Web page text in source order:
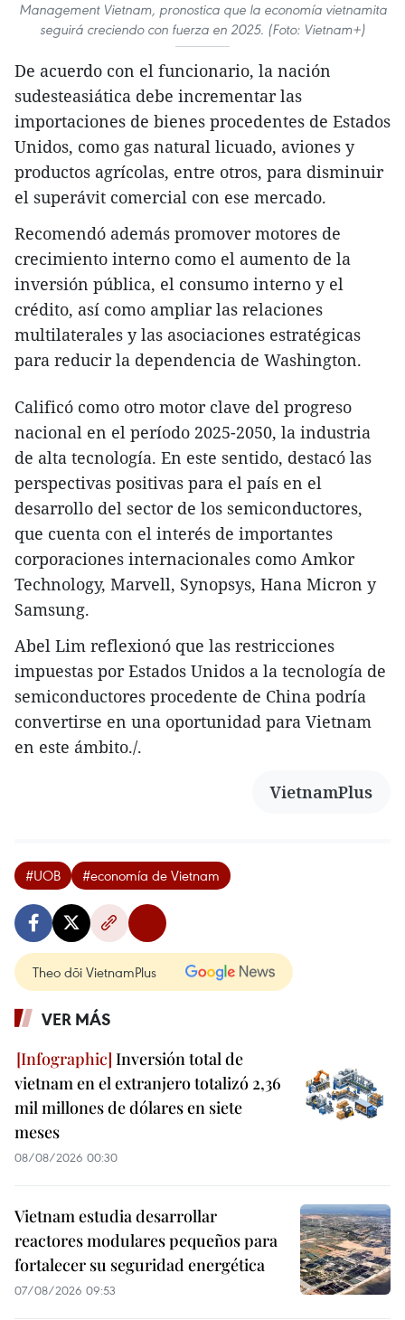
Management Vietnam, pronostica que la economía vietnamita
seguirá creciendo con fuerza en 2025. (Foto: Vietnam+)
De acuerdo con el funcionario, la nación
sudesteasiática debe incrementar las
importaciones de bienes procedentes de Estados
Unidos, como gas natural licuado, aviones y
productos agrícolas, entre otros, para disminuir
el superávit comercial con ese mercado.
Recomendó además promover motores de
crecimiento interno como el aumento de la
inversión pública, el consumo interno y el
crédito, así como ampliar las relaciones
multilaterales y las asociaciones estratégicas
para reducir la dependencia de Washington.
Calificó como otro motor clave del progreso
nacional en el período 2025-2050, la industria
de alta tecnología. En este sentido, destacó las
perspectivas positivas para el país en el
desarrollo del sector de los semiconductores,
que cuenta con el interés de importantes
corporaciones internacionales como Amkor
Technology, Marvell, Synopsys, Hana Micron y
Samsung.
Abel Lim reflexionó que las restricciones
impuestas por Estados Unidos a la tecnología de
semiconductores procedente de China podría
convertirse en una oportunidad para Vietnam
en este ámbito./.
VietnamPlus
#UOB #economía de Vietnam
Theo dõi VietnamPlus
VER MÁS
Inversión total de
vietnam en el extranjero totalizó 2,36
mil millones de dólares en siete
meses
08/08/2026 00:30
Vietnam estudia desarrollar
reactores modulares pequeños para
fortalecer su seguridad energética
07/08/2026 09:53